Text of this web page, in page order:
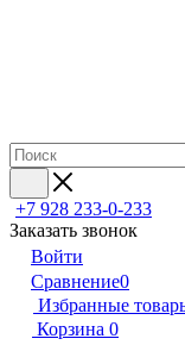
+7 928 233-0-233
Заказать звонок
Войти
Сравнение0
Избранные
Корзина 0